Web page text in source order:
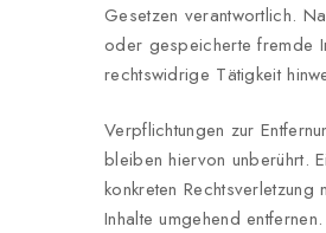
Gesetzen verantwortlich.
oder gespeicherte fremde
rechtswidrige Tätigkeit
Verpflichtungen zur
bleiben hiervon unberührt.
konkreten
Inhalte umgehend entfernen.